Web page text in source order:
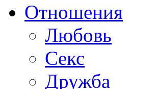
Отношения
Любовь
Секс
Дружба